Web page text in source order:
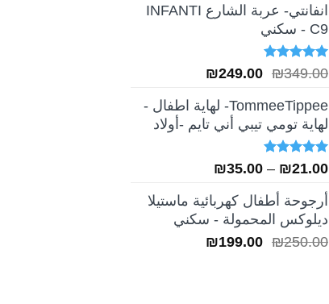
انفانتي- عربة الشارع INFANTI
C9 - سكني
تم التقييم
5.00 من 5
₪349.00
السعر
هو:
₪349.00.
₪249.00
السعر
هو:
₪249.00.
TommeeTippee- لهاية اطفال -
لهاية تومي تيبي أني تايم -أولاد
تم التقييم
5.00من 5
₪21.00
–
₪35.00
من
خلال
أرجوحة أطفال كهربائية ماستيلا
ديلوكس المحمولة - سكني
₪250.00
السعر ₪199.00
السعر